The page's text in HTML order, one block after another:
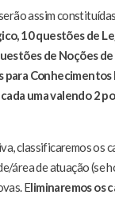
assim
10 questões de
de Noções
Conhecimentos
uma valendo 2
classificaremos os
área de atuação (se
Eliminaremos os